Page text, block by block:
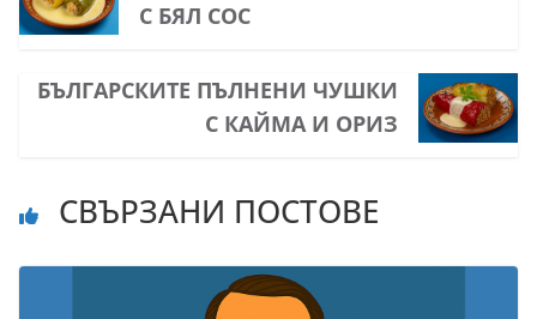
С БЯЛ СОС
БЪЛГАРСКИТЕ ПЪЛНЕНИ ЧУШКИ
С КАЙМА И ОРИЗ
СВЪРЗАНИ ПОСТОВЕ